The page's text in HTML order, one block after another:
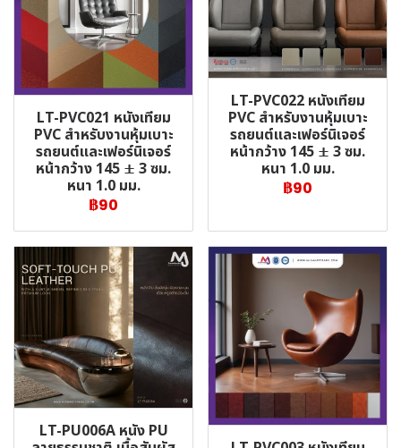
LT-PVC021 หนังเทียม
PVC สำหรับงานหุ้มเบาะ
รถยนต์และเฟอร์นิเจอร์
หน้ากว้าง 145 ± 3 ซม.
หนา 1.0 มม.
฿90
LT-PVC022 หนังเทียม
PVC สำหรับงานหุ้มเบาะ
รถยนต์และเฟอร์นิเจอร์
หน้ากว้าง 145 ± 3 ซม.
หนา 1.0 มม.
฿90
LT-PU006A หนัง PU